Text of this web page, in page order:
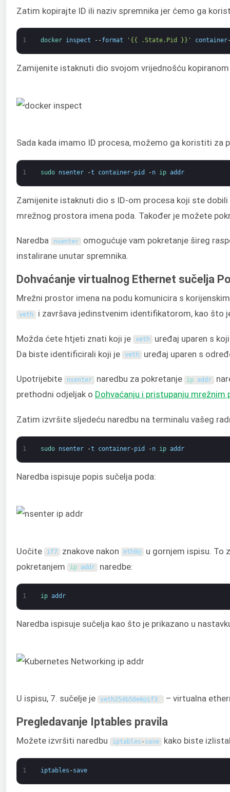
Zatim kopirajte ID ili naziv spremnika jer ćemo ga
1 docker inspect --format '{{ .State.Pid }}' container
Zamijenite istaknuti dio svojom vrijednošću
Sada kada imamo ID procesa, možemo ga koristiti za
1 sudo nsenter -t container-pid -n ip addr
Zamijenite istaknuti dio s ID-om procesa koji ste
mrežnog prostora imena poda. Također je možete
Naredba nsenter omogućuje vam pokretanje šireg
instalirane unutar spremnika.
Dohvaćanje virtualnog Ethernet sučelja
Mrežni prostor imena na podu komunicira s
veth i završava jedinstvenim identifikatorom, kao što
Možda ćete htjeti znati koji je veth uređaj uparen s
Da biste identificirali koji je
veth uređaj uparen s
Upotrijebite nsenter naredbu za pokretanje ip addr
prethodni odjeljak o Dohvaćanju i pristupanju
Zatim izvršite sljedeću naredbu na terminalu vašeg
1 sudo nsenter -t container-pid -n ip addr
Naredba ispisuje popis sučelja poda:
Uočite if7 znakove nakon eth0@
u gornjem ispisu. To
pokretanjem
ip addr naredbe:
1 ip addr
Naredba ispisuje sučelja kao što je prikazano u
U ispisu, 7. sučelje je veth254b50e6@if3 – virtualna
Pregledavanje Iptables pravila
Možete izvršiti naredbu iptables - save kako biste
1 iptables -save